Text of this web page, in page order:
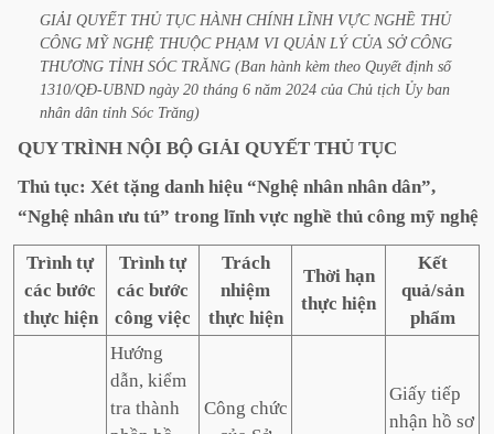
GIẢI QUYẾT THỦ TỤC HÀNH CHÍNH LĨNH VỰC NGHỀ THỦ
CÔNG MỸ NGHỆ THUỘC PHẠM VI QUẢN LÝ CỦA SỞ CÔNG
THƯƠNG TỈNH SÓC TRĂNG (Ban hành kèm theo Quyết định số
1310/QĐ-UBND ngày 20 tháng 6 năm 2024 của Chủ tịch Ủy ban
nhân dân tỉnh Sóc Trăng)
QUY TRÌNH NỘI BỘ GIẢI QUYẾT THỦ TỤC
Thủ tục: Xét tặng danh hiệu “Nghệ nhân nhân dân”,
“Nghệ nhân ưu tú” trong lĩnh vực nghề thủ công mỹ nghệ
Trình tự
các bước
thực hiện
Trình tự
các bước
công việc
Trách
nhiệm
thực hiện
Thời hạn
thực hiện
Kết
quả/sản
phẩm
Hướng
dẫn, kiểm
tra thành
Công chức
Giấy tiếp
nhận hồ sơ